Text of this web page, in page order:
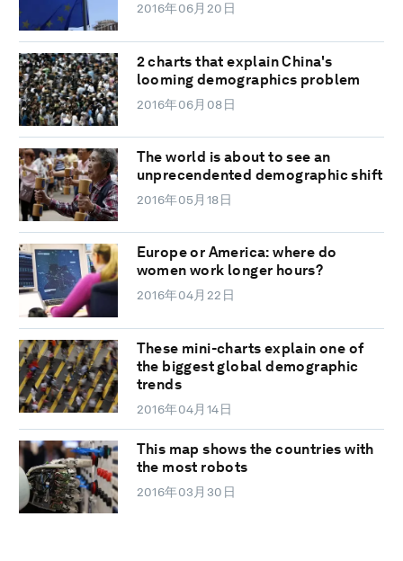
2016年06月20日
2 charts that explain China's
looming demographics problem
2016年06月08日
The world is about to see an
unprecendented demographic shift
2016年05月18日
Europe or America: where do
women work longer hours?
2016年04月22日
These mini-charts explain one of
the biggest global demographic
trends
2016年04月14日
This map shows the countries with
the most robots
2016年03月30日